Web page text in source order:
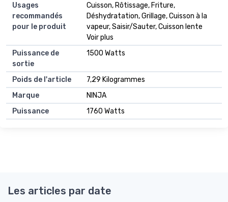
Usages
recommandés
pour le produit
Cuisson, Rôtissage, Friture,
Déshydratation, Grillage, Cuisson à la
vapeur, Saisir/Sauter, Cuisson lente
Voir plus
Puissance de
sortie
1500 Watts
Poids de l'article
7,29 Kilogrammes
Marque
NINJA
Puissance
1760 Watts
Les articles par date